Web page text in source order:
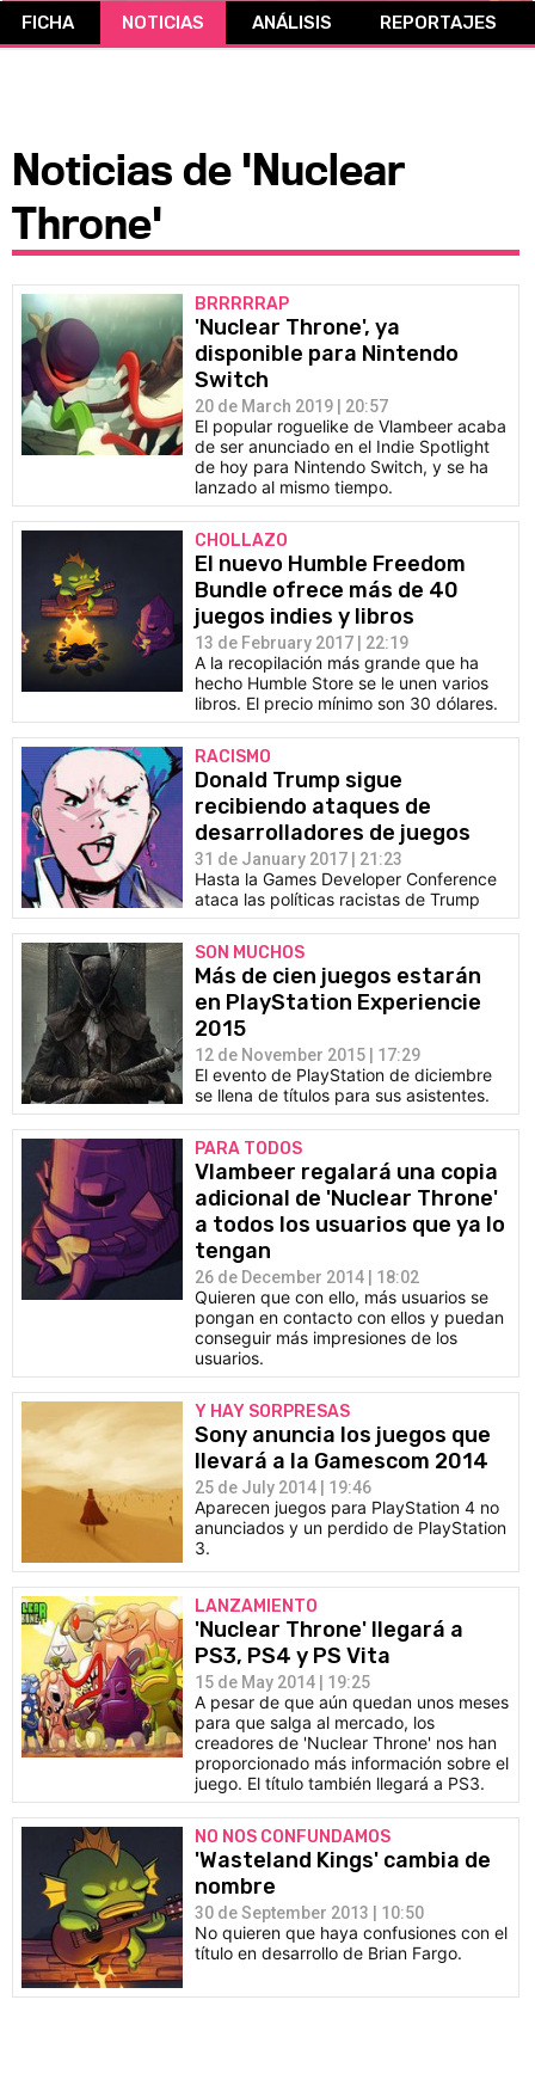
CÓMICS
FICHA NOTICIAS ANÁLISIS REPORTAJES
Noticias de 'Nuclear
Throne'
BRRRRRAP
'Nuclear Throne', ya
disponible para Nintendo
Switch
20 de March 2019 | 20:57
El popular roguelike de Vlambeer acaba
de ser anunciado en el Indie Spotlight
de hoy para Nintendo Switch, y se ha
lanzado al mismo tiempo.
CHOLLAZO
El nuevo Humble Freedom
Bundle ofrece más de 40
juegos indies y libros
13 de February 2017 | 22:19
A la recopilación más grande que ha
hecho Humble Store se le unen varios
libros. El precio mínimo son 30 dólares.
RACISMO
Donald Trump sigue
recibiendo ataques de
desarrolladores de juegos
31 de January 2017 | 21:23
Hasta la Games Developer Conference
ataca las políticas racistas de Trump
SON MUCHOS
Más de cien juegos estarán
en PlayStation Experiencie
2015
12 de November 2015 | 17:29
El evento de PlayStation de diciembre
se llena de títulos para sus asistentes.
PARA TODOS
Vlambeer regalará una copia
adicional de 'Nuclear Throne'
a todos los usuarios que ya lo
tengan
26 de December 2014 | 18:02
Quieren que con ello, más usuarios se
pongan en contacto con ellos y puedan
conseguir más impresiones de los
usuarios.
Y HAY SORPRESAS
Sony anuncia los juegos que
llevará a la Gamescom 2014
25 de July 2014 | 19:46
Aparecen juegos para PlayStation 4 no
anunciados y un perdido de PlayStation
3.
LANZAMIENTO
'Nuclear Throne' llegará a
PS3, PS4 y PS Vita
15 de May 2014 | 19:25
A pesar de que aún quedan unos meses
para que salga al mercado, los
creadores de 'Nuclear Throne' nos han
proporcionado más información sobre el
juego. El título también llegará a PS3.
NO NOS CONFUNDAMOS
'Wasteland Kings' cambia de
nombre
30 de September 2013 | 10:50
No quieren que haya confusiones con el
título en desarrollo de Brian Fargo.